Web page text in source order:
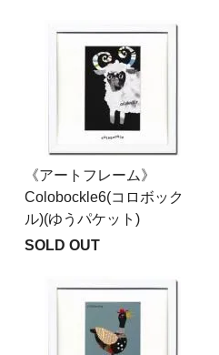
《アートフレーム》
Colobockle6(コロボック
ル)(ゆうパケット)
SOLD OUT